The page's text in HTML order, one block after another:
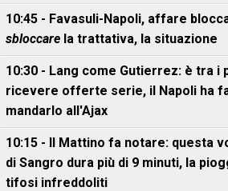
10:45 - Favasuli-Napoli, affare
sbloccare la trattativa, la situazione
10:30 - Lang come Gutierrez: è tra i
ricevere offerte serie, il Napoli ha
mandarlo all'Ajax
10:15 - Il Mattino fa notare: questa
di Sangro dura più di 9 minuti, la
tifosi infreddoliti